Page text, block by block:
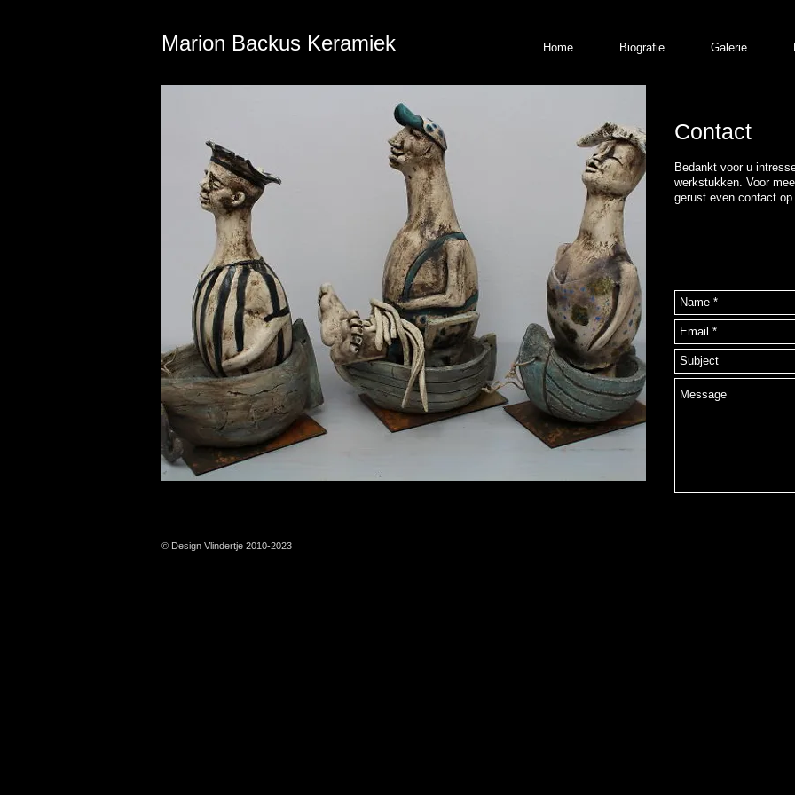
Marion Backus Keramiek Home Biografie Galerie
Contact
Bedankt voor u
werkstukken. Voor
gerust even contact
© Design Vlindertje 2010-2023